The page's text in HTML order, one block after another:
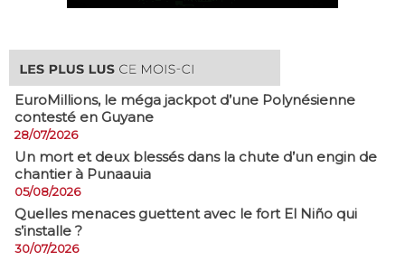
EuroMillions, ​le méga jackpot d’une Polynésienne
contesté en Guyane
28/07/2026
​Un mort et deux blessés dans la chute d’un engin de
chantier à Punaauia
05/08/2026
Quelles menaces guettent avec le fort El Niño qui
s’installe ?
30/07/2026